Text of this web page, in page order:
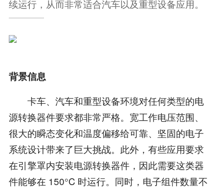
续运行，从而非常适合汽车以及重型设备应用。
背景信息
卡车、汽车和重型设备环境对任何类型的电
源转换器件要求都非常严格。宽工作电压范围、
很大的瞬态变化和温度偏移给可靠、坚固的电子
系统设计带来了巨大挑战。此外，有些应用要求
在引擎罩内安装电源转换器件，因此需要这类器
件能够在 150°C 时运行。同时，电子组件数量不